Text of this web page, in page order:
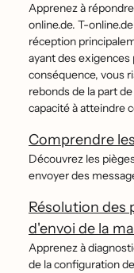
Apprenez à
online.de. T-
réception
ayant des exigences
conséquence, vous
rebonds de la part
capacité à atteindre
Comprendre
Découvrez les
envoyer des
Résolution des
d'envoi de la
Apprenez à
de la configuration